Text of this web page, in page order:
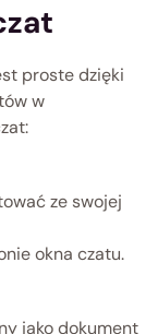
proste dzięki
w
ze swojej
okna czatu.
jako dokument